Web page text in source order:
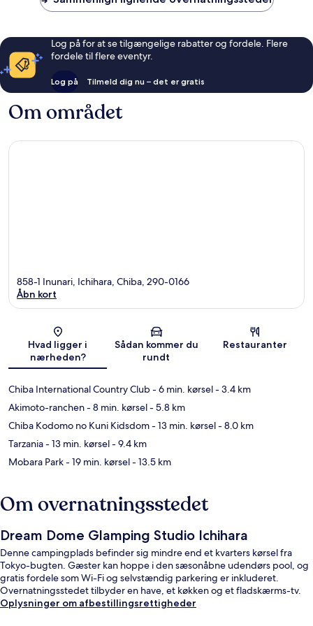
Log på for at se tilgængelige rabatter og fordele. Flere
fordele til flere eventyr.
Log på Tilmeld dig nu – det er gratis
Om området
Kort
858-1 Inunari, Ichihara, Chiba, 290-0166
Åbn kort
Hvad ligger i
nærheden?
Sådan kommer du
rundt
Restauranter
Chiba International Country Club- 6 min. kørsel- 3.4 km
Akimoto-ranchen- 8 min. kørsel- 5.8 km
Chiba Kodomo no Kuni Kidsdom- 13 min. kørsel- 8.0 km
Tarzania- 13 min. kørsel- 9.4 km
Mobara Park- 19 min. kørsel- 13.5 km
Om overnatningsstedet
Dream Dome Glamping Studio Ichihara
Denne campingplads befinder sig mindre end et kvarters kørsel fra
Tokyo-bugten. Gæster kan hoppe i den sæsonåbne udendørs pool, og
gratis fordele som Wi-Fi og selvstændig parkering er inkluderet.
Overnatningsstedet tilbyder en have, et køkken og et fladskærms-tv.
Oplysninger om afbestillingsrettigheder